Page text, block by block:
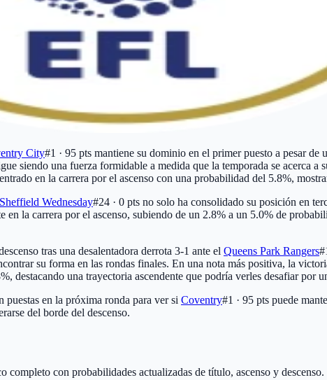
City#1 · 95 pts mantiene su dominio en el primer puesto a pesar de
siendo una fuerza formidable a medida que la temporada se acerca a
en la carrera por el ascenso con una probabilidad del 5.8%,
Sheffield Wednesday#24 · 0 pts no solo ha consolidado su posición en
la carrera por el ascenso, subiendo de un 2.8% a un 5.0% de
tras una desalentadora derrota 3-1 ante el Queens Park Rangers
su forma en las rondas finales. En una nota más positiva, la
destacando una trayectoria ascendente que podría verles desafiar por
puestas en la próxima ronda para ver si Coventry#1 · 95 pts puede
del borde del descenso.
con probabilidades actualizadas de título, ascenso y descenso.